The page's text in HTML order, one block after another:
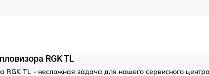
RGK TL
RGK TL - несложная задача для нашего сервисного